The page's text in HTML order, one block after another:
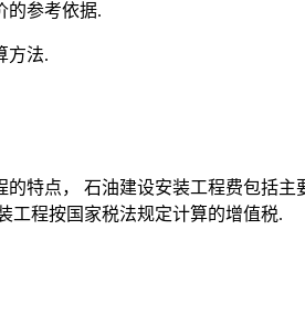
的参考依据.
方法.
特点， 石油建设安装工程费包括主
工程按国家税法规定计算的增值税.